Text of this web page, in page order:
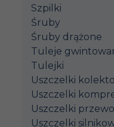
Szpilki
Śruby
Śruby drążone
Tuleje
Tulejki
Uszczelki
Uszczelki
Uszczelki
Uszczelki